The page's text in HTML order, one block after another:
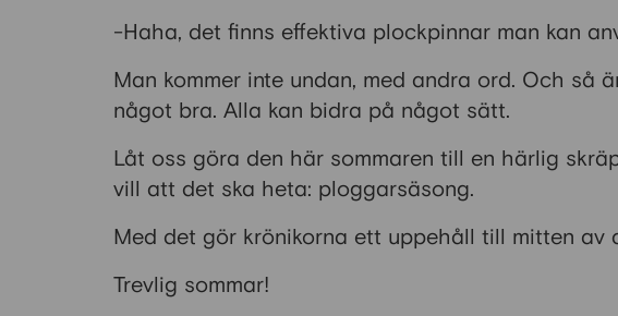
-Haha, det finns effektiva plockpinnar man kan
Man kommer inte undan, med andra ord. Och så
något bra. Alla kan bidra på något sätt.
Låt oss göra den här sommaren till en härlig
vill att det ska heta: ploggarsäsong.
Med det gör krönikorna ett uppehåll till mitten av
Trevlig sommar!